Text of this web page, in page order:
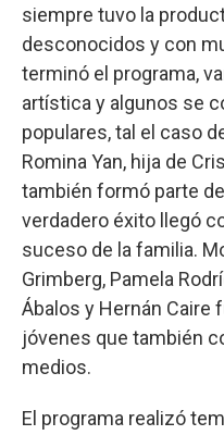
siempre tuvo la
desconocidos y con
terminó el programa,
artística y algunos se
populares, tal el caso
Romina Yan, hija de
también formó parte
verdadero éxito llegó
suceso de la familia.
Grimberg, Pamela
Ábalos y Hernán Caire
jóvenes que también
medios.
El programa realizó